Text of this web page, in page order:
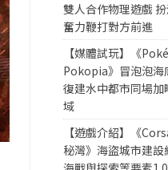
雙人合作物理遊戲
奮力鞭打對方前進
【媒體試玩】《
Pokopia》冒泡泡海
復建水中都市同場
域
【遊戲介紹】《
秘灣》海盜城市建